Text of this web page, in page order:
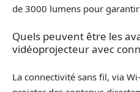
de 3000 lumens pour
Quels peuvent être les
vidéoprojecteur avec
La connectivité sans fil, via